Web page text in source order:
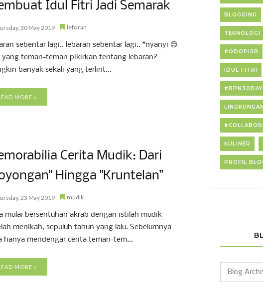
Idul Fitri Jadi Semarak
30 May 2019 lebaran
sebentar lagi.. lebaran sebentar lagi.. *nyanyi 😊
yang teman-teman pikirkan tentang lebaran?
banyak sekali yang terlint...
MORE »
Cerita Mudik: Dari
Hingga "Kruntelan"
23 May 2019 mudik
mulai bersentuhan akrab dengan istilah mudik
menikah, sepuluh tahun yang lalu. Sebelumnya
hanya mendengar cerita teman-tem...
MORE »
BLOGGING
TEKNOLOGI
#ODOPISB
IDUL FITRI
LINGKUNGAN
KULINER
PROFIL